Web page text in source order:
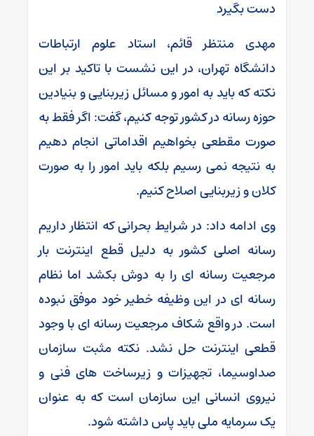
دست بگیرد
مهدی منتظر قائم، استاد علوم ارتباطات
دانشگاه تهران، در این نشست با تاکید بر این
نکته که باید به امور و مسائل زیربنایی و بنیادین
حوزه رسانه در کشور توجه کنیم، گفت: اگر فقط به
صورت مقطعی بخواهیم اقداماتی انجام دهیم
به نتیجه نمی رسیم بلکه باید امور را به صورت
کلان و زیربنایی اصلاح کنیم.
وی ادامه داد: در شرایط بحرانی که انتظار داریم
رسانه اصلی کشور به دلیل قطع اینترنت بار
مرجعیت رسانه ای را به دوش بکشد اما نظام
رسانه ای در این وظیفه خطیر خود موفق نبوده
است. در واقع شکاف مرجعیت رسانه ای با وجود
قطعی اینترنت حل نشد. نکته مثبت سازمان
صداوسیما، تجهیزات و زیرساخت های فنی و
نیروی انسانی این سازمان است که به عنوان
یک سرمایه ملی باید پاس داشته شود.